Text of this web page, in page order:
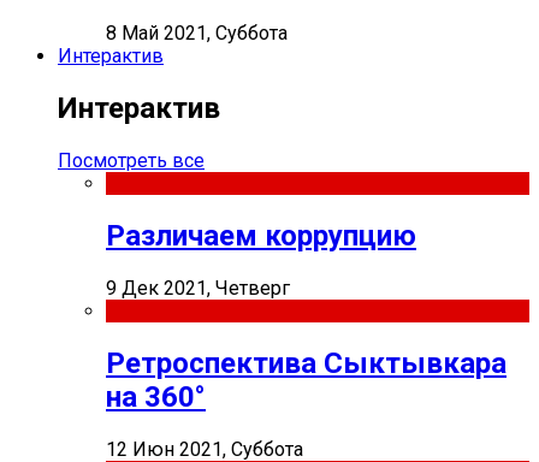
8 Май 2021, Суббота
Интерактив
Интерактив
Посмотреть все
Различаем коррупцию
9 Дек 2021, Четверг
Ретроспектива Сыктывкара
на 360°
12 Июн 2021, Суббота